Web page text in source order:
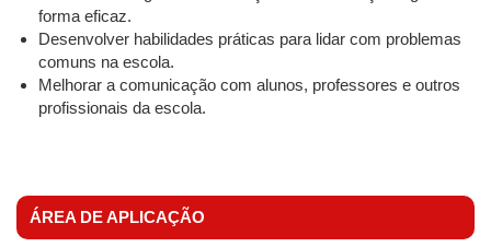
forma eficaz.
Desenvolver habilidades práticas para lidar com problemas
comuns na escola.
Melhorar a comunicação com alunos, professores e outros
profissionais da escola.
ÁREA DE APLICAÇÃO